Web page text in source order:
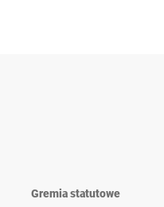
Gremia statutowe